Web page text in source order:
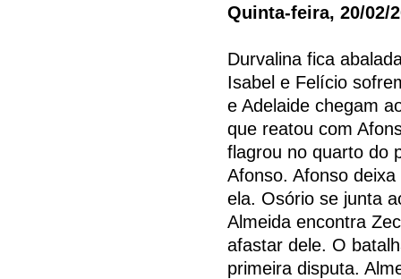
Quinta-feira, 20/02/
Durvalina fica
Isabel e Felício
e Adelaide chegam
que reatou com
flagrou no quarto do
Afonso. Afonso
ela. Osório se junta
Almeida encontra
afastar dele. O
primeira disputa.